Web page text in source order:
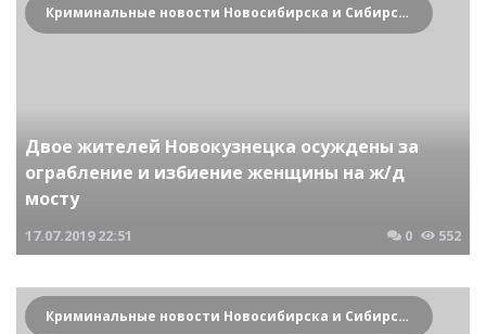
Криминальные новости Новосибирска и Сибирского региона
Двое жителей Новокузнецка осуждены за
ограбление и избиение женщины на ж/д
мосту
17.07.2019 22:51 0 552
Криминальные новости Новосибирска и Сибирского региона